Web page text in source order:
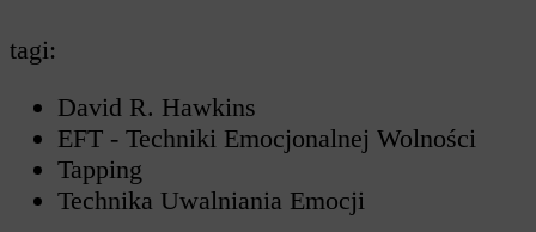
tagi:
David R. Hawkins
EFT - Techniki Emocjonalnej Wolności
Tapping
Technika Uwalniania Emocji